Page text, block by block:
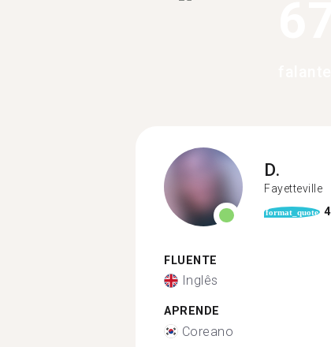
D.
Fayetteville
format_quote 4
FLUENTE
Inglês
APRENDE
Coreano